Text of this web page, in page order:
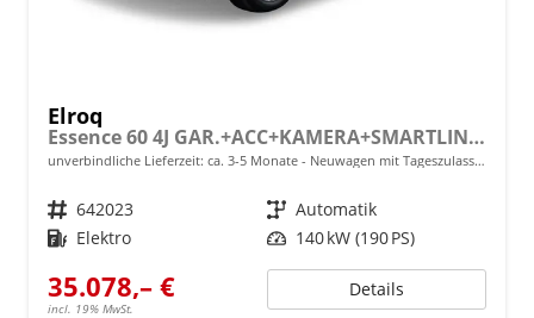
Elroq
Essence 60 4J GAR.+ACC+KAMERA+SMARTLINK+KLIMA+LED
unverbindliche Lieferzeit: ca. 3-5 Monate Neuwagen mit Tageszulassung
Fahrzeugnr. 642023 Getriebe Automatik
Kraftstoff Elektro Leistung 140 kW (190 PS)
35.078,– €
incl. 19% MwSt.
Details